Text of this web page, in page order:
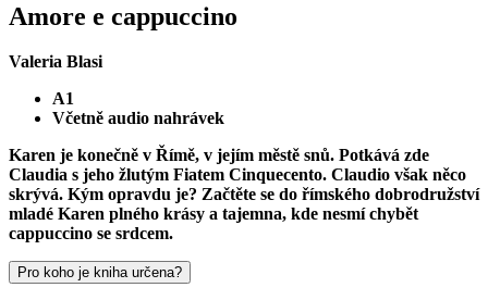
Amore e cappuccino
Valeria Blasi
A1
Včetně audio nahrávek
Karen je konečně v Římě, v jejím městě snů. Potkává zde
Claudia s jeho žlutým Fiatem Cinquecento. Claudio však něco
skrývá. Kým opravdu je? Začtěte se do římského dobrodružství
mladé Karen plného krásy a tajemna, kde nesmí chybět
cappuccino se srdcem.
Pro koho je kniha určena?